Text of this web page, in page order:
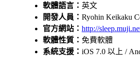
軟體語言： 英文
開發人員： Ryohin Keikaku
官方網站： http://
軟體性質： 免費軟體
系統支援： iOS 7.0 以上 /